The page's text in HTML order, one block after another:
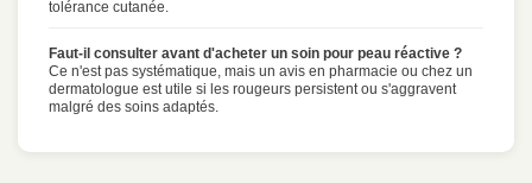
tolérance cutanée.
Faut-il consulter avant d'acheter un soin pour peau réactive ?
Ce n'est pas systématique, mais un avis en pharmacie ou chez un
dermatologue est utile si les rougeurs persistent ou s'aggravent
malgré des soins adaptés.